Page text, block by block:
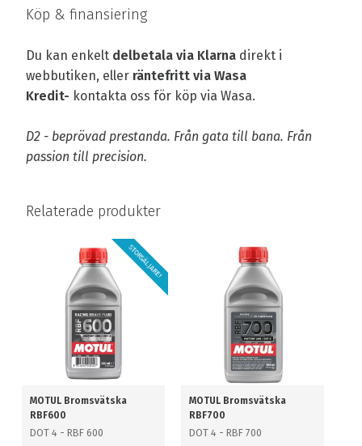
Köp & finansiering
Du kan enkelt delbetala via Klarna direkt i
webbutiken, eller räntefritt via Wasa
Kredit- kontakta oss för köp via Wasa.
D2 - beprövad prestanda. Från gata till bana. Från
passion till precision.
Relaterade produkter
MOTUL Bromsvätska
RBF600
DOT 4 - RBF 600
STORSÄLJARE!
MOTUL Bromsvätska
RBF700
DOT 4 - RBF 700